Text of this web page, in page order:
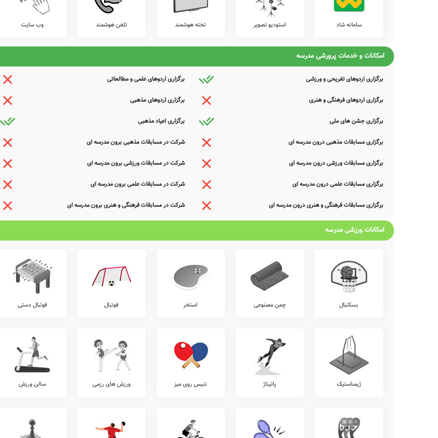
سامانه شاد استودیو تصویر تخته هوشمند تلفن هوشمند وب سایت
امکانات و خدمات پرورشی مدرسه
برگزاری اردوهای تفریحی و ورزشی برگزاری اردوهای علمی و مطالعاتی
برگزاری اردوهای فرهنگی و هنری برگزاری اردوهای مذهبی
برگزاری جشن های ملی برگزاری اعیاد مذهبی
برگزاری مسابقات مذهبی درون مدرسه ای شرکت در مسابقات مذهبی برون مدرسه ای
برگزاری مسابقات ورزشی درون مدرسه ای شرکت در مسابقات ورزشی برون مدرسه ای
برگزاری مسابقات علمی درون مدرسه ای شرکت در مسابقات علمی برون مدرسه ای
برگزاری مسابقات فرهنگی و هنری درون مدرسه ای شرکت در مسابقات فرهنگی و هنری برون مدرسه ای
امکانات ورزشی مدرسه
بسکتبال چمن مصنوعی استخر فوتبال فوتبال دستی
ژیمناستیک پاتیناژ تنیس روی میز ورزش های رزمی سالن ورزش